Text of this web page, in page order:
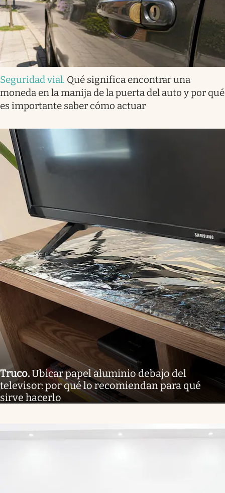
Seguridad vial. Qué significa encontrar una
moneda en la manija de la puerta del auto y por qué
es importante saber cómo actuar
Truco.Ubicar papel aluminio debajo del
televisor: por qué lo recomiendan para qué
sirve hacerlo